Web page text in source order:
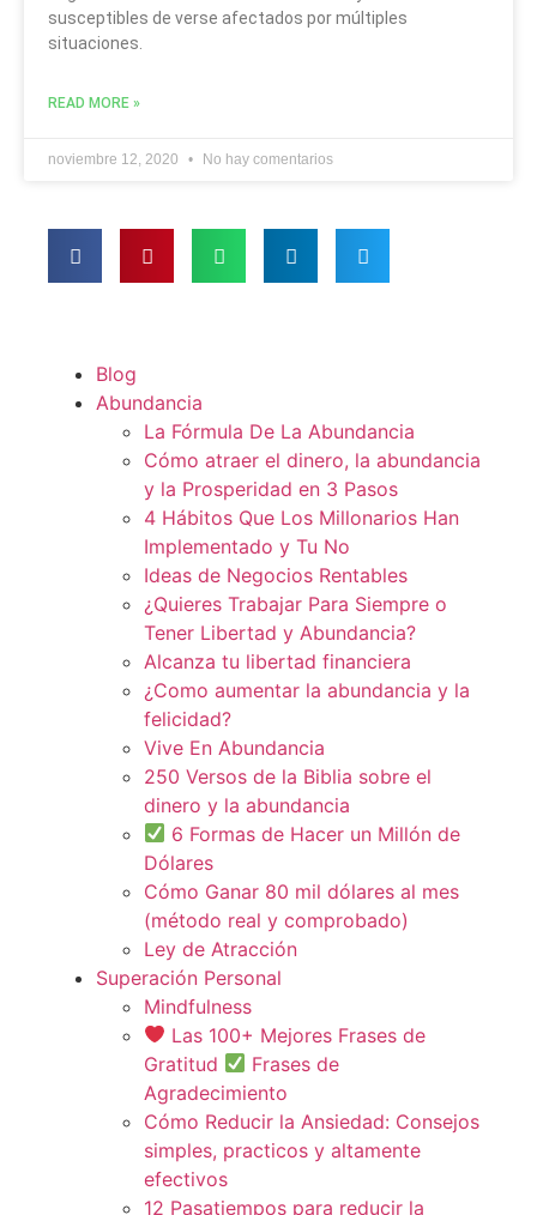
susceptibles de verse afectados por múltiples
situaciones.
READ MORE »
noviembre 12, 2020 No hay comentarios
Blog
Abundancia
La Fórmula De La Abundancia
Cómo atraer el dinero, la abundancia
y la Prosperidad en 3 Pasos
4 Hábitos Que Los Millonarios Han
Implementado y Tu No
Ideas de Negocios Rentables
¿Quieres Trabajar Para Siempre o
Tener Libertad y Abundancia?
Alcanza tu libertad financiera
¿Como aumentar la abundancia y la
felicidad?
Vive En Abundancia
250 Versos de la Biblia sobre el
dinero y la abundancia
6 Formas de Hacer un Millón de
Dólares
Cómo Ganar 80 mil dólares al mes
(método real y comprobado)
Ley de Atracción
Superación Personal
Mindfulness
Las 100+ Mejores Frases de
Gratitud
Frases de
Agradecimiento
Cómo Reducir la Ansiedad: Consejos
simples, practicos y altamente
efectivos
12 Pasatiempos para reducir la